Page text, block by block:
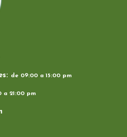
de 09:00 a 15:00 pm
a 21:00 pm